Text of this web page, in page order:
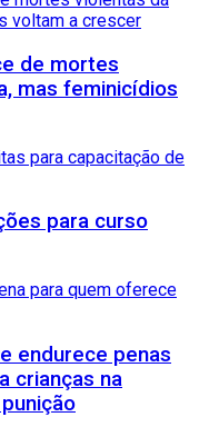
de mortes
mas feminicídios
para curso
endurece penas
crianças na